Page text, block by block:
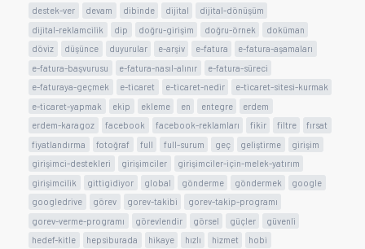
destek-ver
devam dibinde dijital
dijital-dönüşüm
dijital-reklamcilik
dip doğru-girişim doğru-örnek
doküman
döviz
düşünce duyurular e-arşiv e-fatura
e-fatura-aşamaları
e-fatura-başvurusu
e-fatura-nasıl-alınır
e-fatura-süreci
e-faturaya-geçmek
e-ticaret e-ticaret-nedir
e-ticaret-sitesi-kurmak
e-ticaret-yapmak
ekip ekleme en entegre
erdem
erdem-karagoz
facebook facebook-reklamları fikir filtre
fırsat
fiyatlandırma
fotoğraf full full-surum geç geliştirme
girişim
girişimci-destekleri
girişimciler
girişimciler-için-melek-yatırım
girişimcilik
gittigidiyor global gönderme göndermek
google
googledrive
görev gorev-takibi
gorev-takip-programı
gorev-verme-programı
görevlendir görsel güçler
güvenli
hedef-kitle
hepsiburada hikaye hızlı hizmet
hobi